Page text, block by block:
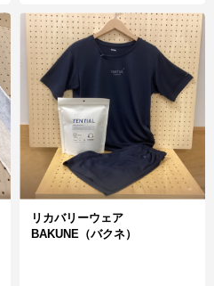
リカバリーウェア
BAKUNE（バクネ）